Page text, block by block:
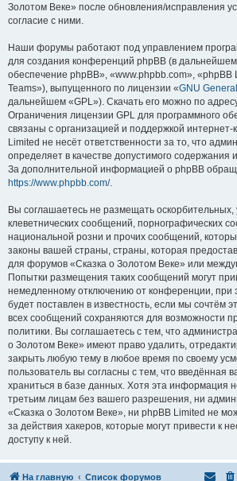
Золотом Веке» после обновления/исправления
согласие с ними.
Наши форумы работают под управлением
для создания конференций phpBB (в
обеспечение phpBB», «www.phpbb.com», «phpBB
Teams»), выпущенного по лицензии «GNU
дальнейшем «GPL»). Скачать его можно по
Ограничения лицензии GPL для программного
связаны с организацией и поддержкой
Limited не несёт ответственности за то, что
определяет в качестве допустимого содержания
За дополнительной информацией о phpBB
https://www.phpbb.com/.
Вы соглашаетесь не размещать
клеветнических сообщений, порнографических
национальной розни и прочих сообщений,
законы вашей страны, страны, которая
для форумов «Сказка о Золотом Веке» или
Попытки размещения таких сообщений могут
немедленному отключению от конференции, при
будет поставлен в известность, если мы сочтём
всех сообщений сохраняются для возможности
политики. Вы соглашаетесь с тем, что
о Золотом Веке» имеют право удалить,
закрыть любую тему в любое время по своему
пользователь вы согласны с тем, что введённая
храниться в базе данных. Хотя эта информация
третьим лицам без вашего разрешения, ни
«Сказка о Золотом Веке», ни phpBB Limited не
за действия хакеров, которые могут привести к
доступу к ней.
На главную Список форумов